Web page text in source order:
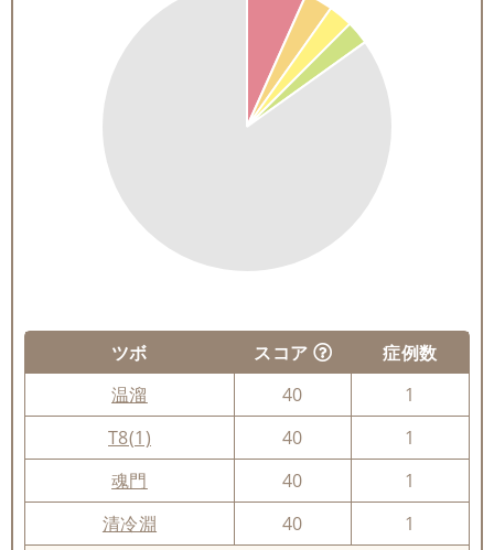
ツボ スコア
症例数
温溜
40
1
T8(1)
40
1
魂門
40
1
清冷淵
40
1